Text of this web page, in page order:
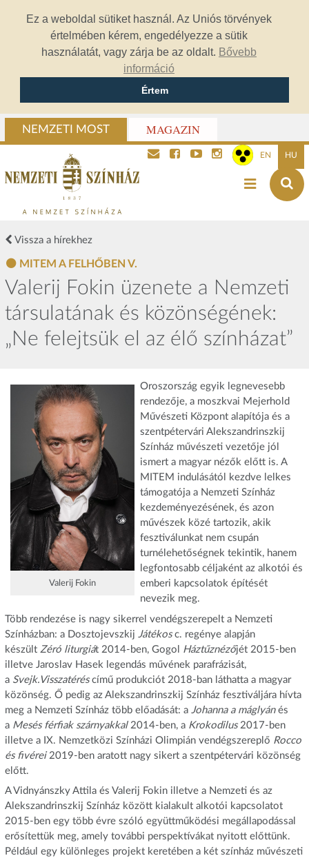
Ez a weboldal sütiket használ. Az Uniós törvények
értelmében kérem, engedélyezze a sütik
használatát, vagy zárja be az oldalt. Bővebb
információ
Értem
NEMZETI MOST MAGAZIN
EN HU
Vissza a hírekhez
MITEM A FELHŐBEN V.
Valerij Fokin üzenete a Nemzeti
társulatának és közönségének:
„Ne felejtsük el az élő színházat”
Valerij Fokin
Oroszország egyik legnevesebb
rendezője, a moszkvai Mejerhold
Művészeti Központ alapítója és a
szentpétervári Alekszandrinszkij
Színház művészeti vezetője jól
ismert a magyar nézők előtt is. A
MITEM indulásától kezdve lelkes
támogatója a Nemzeti Színház
kezdeményezésének, és azon
művészek közé tartozik, akik
fesztiválunkat nem csupán
turnélehetőségnek tekintik, hanem
legfontosabb céljaként az alkotói és
emberi kapcsolatok építését
nevezik meg.
Több rendezése is nagy sikerrel vendégszerepelt a Nemzeti
Színházban: a Dosztojevszkij Játékosc. regénye alapján
készült Zéró liturgiát 2014-ben, Gogol Háztűznézőjét 2015-ben
illetve Jaroslav Hasek legendás művének parafrázisát,
a Svejk.Visszatéréscímű produkciót 2018-ban láthatta a magyar
közönség. Ő pedig az Alekszandrinszkij Színház fesztiváljára hívta
meg a Nemzeti Színház több előadását: a Johanna a máglyán és
a Mesés férfiak szárnyakkal 2014-ben, a Krokodilus 2017-ben
illetve a IX. Nemzetközi Színházi Olimpián vendégszereplő Rocco
és fivérei 2019-ben aratott nagy sikert a szentpétervári közönség
előtt.
A Vidnyánszky Attila és Valerij Fokin illetve a Nemzeti és az
Alekszandrinszkij Színház között kialakult alkotói kapcsolatot
2015-ben egy több évre szóló együttműködési megállapodással
erősítettük meg, amely további perspektívákat nyitott előttünk.
Például egy különleges projekt keretében a két színház művészeti